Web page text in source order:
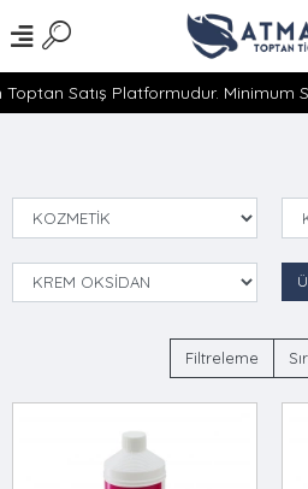
Satış Platformudur. Minimum
Filtreleme